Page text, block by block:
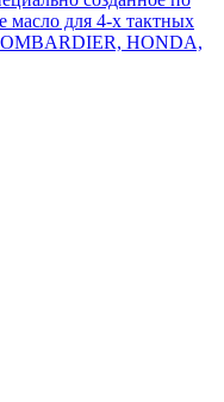
масло для 4-х тактных
HONDA,